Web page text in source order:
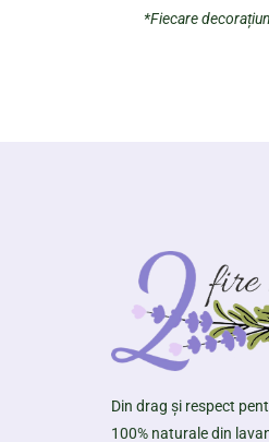
*Fiecare
Din drag și respect
100% naturale din